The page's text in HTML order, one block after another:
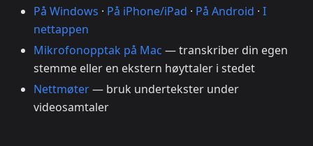
På Windows · På iPhone/iPad · På Android · I
nettappen
Mikrofonopptak på Mac — transkriber din egen
stemme eller en ekstern høyttaler i stedet
Nettmøter— bruk undertekster under
videosamtaler